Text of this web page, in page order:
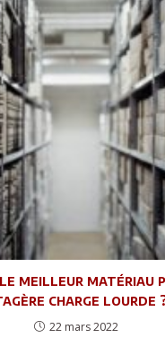
meilleur matériau
charge lourde
22 mars 2022